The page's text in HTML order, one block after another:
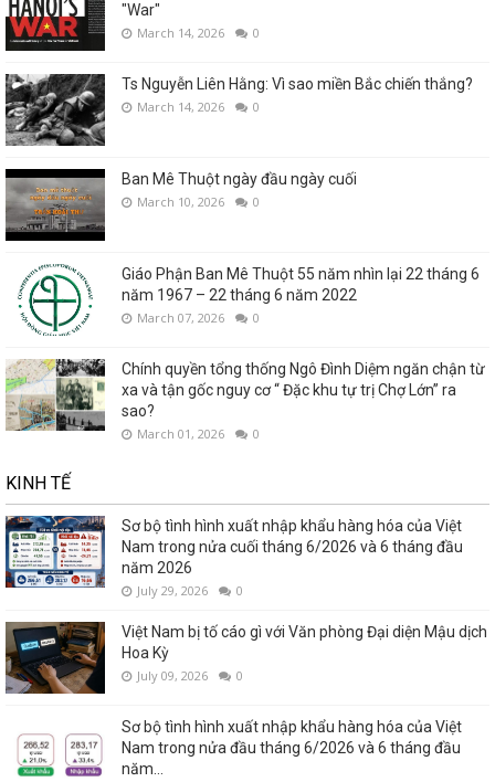
"War"
March 14, 2026 0
Ts Nguyễn Liên Hằng: Vì sao miền Bắc chiến thắng?
March 14, 2026 0
Ban Mê Thuột ngày đầu ngày cuối
March 10, 2026 0
Giáo Phận Ban Mê Thuột 55 năm nhìn lại 22 tháng 6
năm 1967 – 22 tháng 6 năm 2022
March 07, 2026 0
Chính quyền tổng thống Ngô Đình Diệm ngăn chận từ
xa và tận gốc nguy cơ “ Đặc khu tự trị Chợ Lớn” ra
sao?
March 01, 2026 0
KINH TẾ
Sơ bộ tình hình xuất nhập khẩu hàng hóa của Việt
Nam trong nửa cuối tháng 6/2026 và 6 tháng đầu
năm 2026
July 29, 2026 0
Việt Nam bị tố cáo gì với Văn phòng Đại diện Mậu dịch
Hoa Kỳ
July 09, 2026 0
Sơ bộ tình hình xuất nhập khẩu hàng hóa của Việt
Nam trong nửa đầu tháng 6/2026 và 6 tháng đầu
năm...